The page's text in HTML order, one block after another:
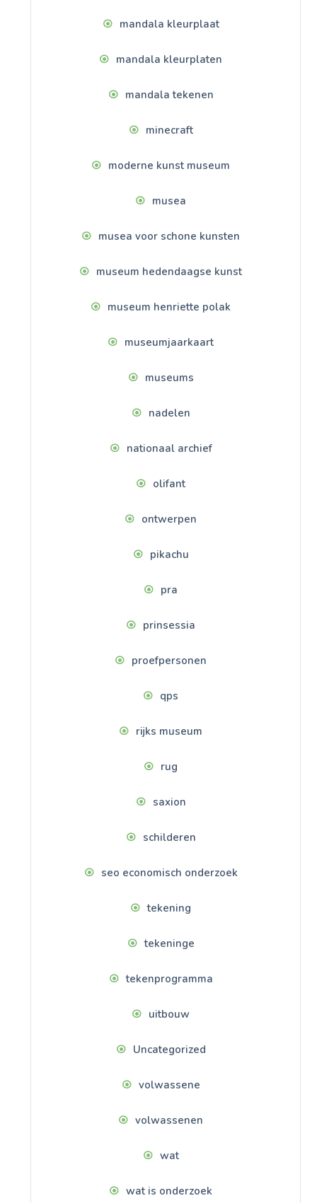
mandala kleurplaat
mandala kleurplaten
mandala tekenen
minecraft
moderne kunst museum
musea
musea voor schone kunsten
museum hedendaagse kunst
museum henriette polak
museumjaarkaart
museums
nadelen
nationaal archief
olifant
ontwerpen
pikachu
pra
prinsessia
proefpersonen
qps
rijks museum
rug
saxion
schilderen
seo economisch onderzoek
tekening
tekeninge
tekenprogramma
uitbouw
Uncategorized
volwassene
volwassenen
wat
wat is onderzoek